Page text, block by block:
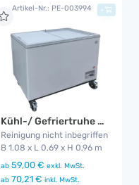
Artikel-Nr.: PE-003994
Kühl-/ Gefriertruhe Standard
Reinigung nicht inbegriffen
B 1,08 x L 0,69 x H 0,96 m
ab 59,00 € exkl. MwSt.
ab 70,21 € inkl. MwSt.
+